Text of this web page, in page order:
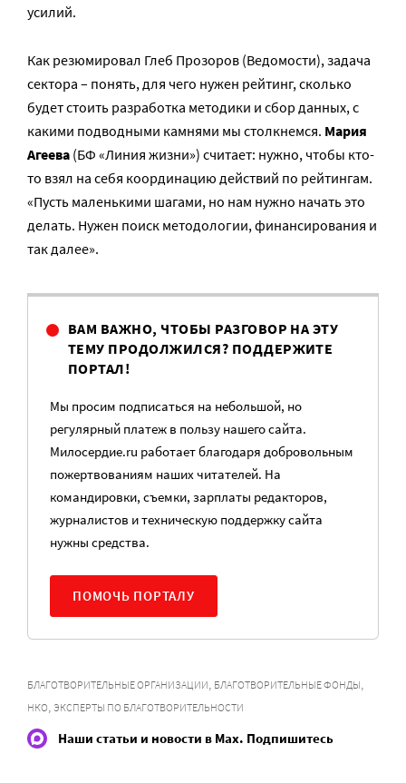
усилий.
Как резюмировал Глеб Прозоров (Ведомости), задача
сектора – понять, для чего нужен рейтинг, сколько
будет стоить разработка методики и сбор данных, с
какими подводными камнями мы столкнемся. Мария
Агеева (БФ «Линия жизни») считает: нужно, чтобы кто-
то взял на себя координацию действий по рейтингам.
«Пусть маленькими шагами, но нам нужно начать это
делать. Нужен поиск методологии, финансирования и
так далее».
ВАМ ВАЖНО, ЧТОБЫ РАЗГОВОР НА ЭТУ
ТЕМУ ПРОДОЛЖИЛСЯ? ПОДДЕРЖИТЕ
ПОРТАЛ!
Мы просим подписаться на небольшой, но
регулярный платеж в пользу нашего сайта.
Милосердие.ru работает благодаря добровольным
пожертвованиям наших читателей. На
командировки, съемки, зарплаты редакторов,
журналистов и техническую поддержку сайта
нужны средства.
ПОМОЧЬ ПОРТАЛУ
БЛАГОТВОРИТЕЛЬНЫЕ ОРГАНИЗАЦИИ БЛАГОТВОРИТЕЛЬНЫЕ ФОНДЫ
НКО ЭКСПЕРТЫ ПО БЛАГОТВОРИТЕЛЬНОСТИ
Наши статьи и новости в Max. Подпишитесь